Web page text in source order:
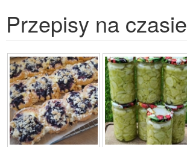
Przepisy na czasie